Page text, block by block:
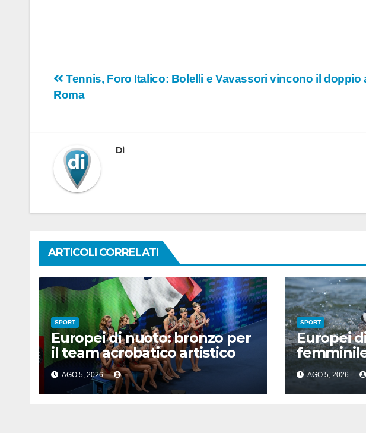
Navigazione
Tennis, Foro Italico: Bolelli e Vavassori vincono il doppio
Roma
Di
ARTICOLI CORRELATI
SPORT
Europei di nuoto: bronzo per
il team acrobatico artistico
dell’Italia
AGO 5, 2026
SPORT
Europei
e bronzo
AGO 5, 2026